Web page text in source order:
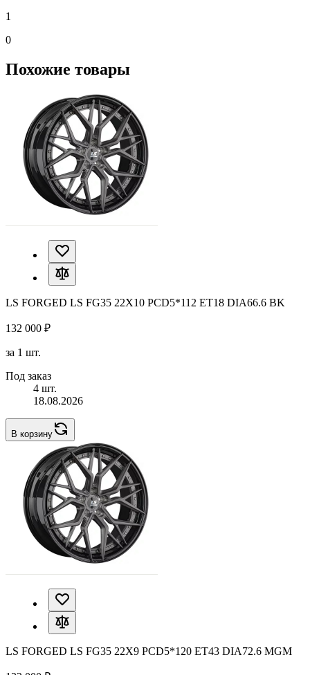
1
0
Похожие товары
LS FORGED LS FG35 22X10 PCD5*112 ET18 DIA66.6 BK
132 000 ₽
за 1 шт.
Под заказ
4 шт.
18.08.2026
В корзину
LS FORGED LS FG35 22X9 PCD5*120 ET43 DIA72.6 MGM